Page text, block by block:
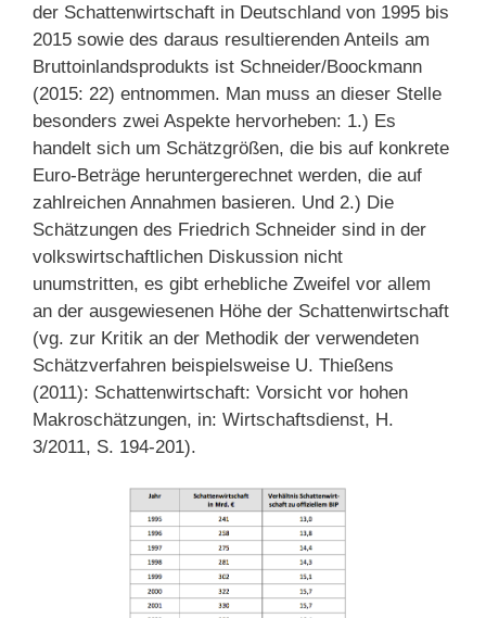
der Schattenwirtschaft in Deutschland von 1995 bis
2015 sowie des daraus resultierenden Anteils am
Bruttoinlandsprodukts ist Schneider/Boockmann
(2015: 22) entnommen. Man muss an dieser Stelle
besonders zwei Aspekte hervorheben: 1.) Es
handelt sich um Schätzgrößen, die bis auf konkrete
Euro-Beträge heruntergerechnet werden, die auf
zahlreichen Annahmen basieren. Und 2.) Die
Schätzungen des Friedrich Schneider sind in der
volkswirtschaftlichen Diskussion nicht
unumstritten, es gibt erhebliche Zweifel vor allem
an der ausgewiesenen Höhe der Schattenwirtschaft
(vg. zur Kritik an der Methodik der verwendeten
Schätzverfahren beispielsweise U. Thießens
(2011): Schattenwirtschaft: Vorsicht vor hohen
Makroschätzungen, in: Wirtschaftsdienst, H.
3/2011, S. 194-201).